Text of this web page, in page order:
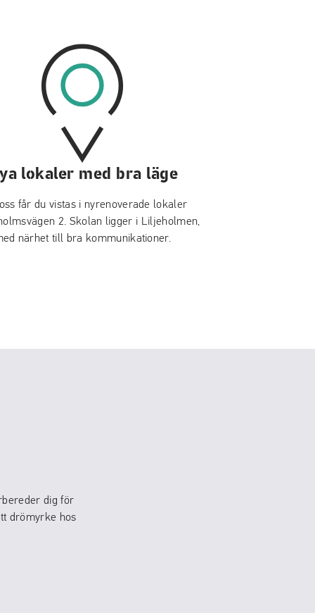
lokaler med bra läge
får du vistas i nyrenoverade lokaler
2. Skolan ligger i Liljeholmen,
närhet till bra kommunikationer.
dig för
drömyrke hos